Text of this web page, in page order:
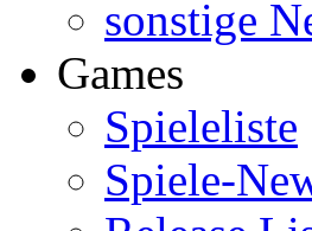
sonstige
Games
Spieleliste
Spiele-